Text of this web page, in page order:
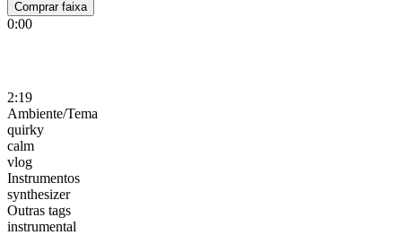
Comprar faixa
0:00
2:19
Ambiente/Tema
quirky
calm
vlog
Instrumentos
synthesizer
Outras tags
instrumental